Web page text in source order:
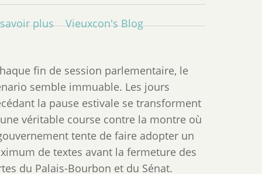
plussur
avant
l'été
:
quand
le
Parlement
légifère
Vieuxcon's Blog
fin de session parlementaire, le
semble immuable. Les jours
la pause estivale se transforment
véritable course contre la montre où
tente de faire adopter un
de textes avant la fermeture des
du Palais-Bourbon et du Sénat.